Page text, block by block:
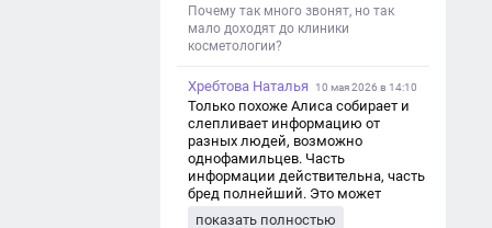
Почему так много звонят, но так
мало доходят до клиники
косметологии?
Хребтова Наталья 10 мая 2026 в 14:10
Только похоже Алиса собирает и
слепливает информацию от
разных людей, возможно
однофамильцев. Часть
информации действительна, часть
бред полнейший. Это может
показать полностью